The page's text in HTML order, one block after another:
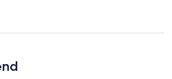
!